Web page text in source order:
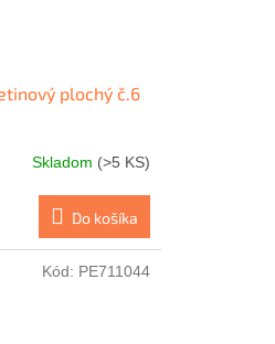
plochý č.6
Skladom (>5 KS)
Do košíka
Kód: PE711044